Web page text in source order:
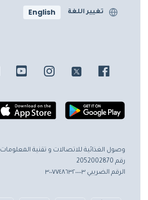
تغيير اللغة English
وصول الغذائية للاتصالات و تقنية المعلومات
رقم 2052002870
الرقم الضريبي ٣٠٠٧٧٤٨٦٣٢٠٠٠٠٣